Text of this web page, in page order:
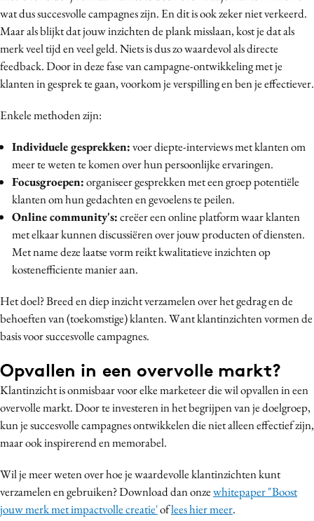
wat dus succesvolle campagnes zijn. En dit is ook zeker niet verkeerd.
Maar als blijkt dat jouw inzichten de plank misslaan, kost je dat als
merk veel tijd en veel geld. Niets is dus zo waardevol als directe
feedback. Door in deze fase van campagne-ontwikkeling met je
klanten in gesprek te gaan,voorkom je verspilling en ben je effectiever.
Enkele methoden zijn:
Individuele gesprekken:voer diepte-interviews met klanten om
meer te weten te komen over hun persoonlijke ervaringen.
Focusgroepen:organiseer gesprekken met een groep potentiële
klanten om hun gedachten en gevoelens te peilen.
Online community's:creëer een online platform waar klanten
met elkaar kunnen discussiëren over jouw producten of diensten.
Met name deze laatse vorm reikt kwalitatieve inzichten op
kostenefficiente manier aan.
Het doel? Breed en diep inzicht verzamelen over het gedrag en de
behoeften van (toekomstige) klanten. Want klantinzichten vormen de
basis voor succesvolle campagnes.
Opvallen in een overvolle markt?
Klantinzicht is onmisbaar voor elke marketeer die wil opvallen in een
overvolle markt. Door te investeren in het begrijpen van je doelgroep,
kun je succesvolle campagnes ontwikkelen die niet alleen effectief zijn,
maar ook inspirerend en memorabel.
Wil je meer weten over hoe je waardevolle klantinzichten kunt
verzamelen en gebruiken? Download dan onzewhitepaper "Boost
jouw merk met impactvolle creatie'oflees hier meer.